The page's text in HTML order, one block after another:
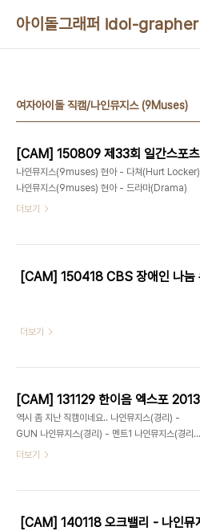
아이돌그래퍼 idol-grapher
여자아이돌 직캠/나인뮤지스 (9Muses)
나인뮤지스(9muses) 현아 - 다쳐(Hurt Locker)
나인뮤지스(9muses) 현아 - 드라마(Drama)
더보기
더보기
역시 좀 지난 직캠이네요.. 나인뮤지스(경리) -
GUN 나인뮤지스(경리) - 멘트1 나인뮤지스(경리)
- WILD 나인뮤지스(경리) - TICKET 나인뮤지스
더보기